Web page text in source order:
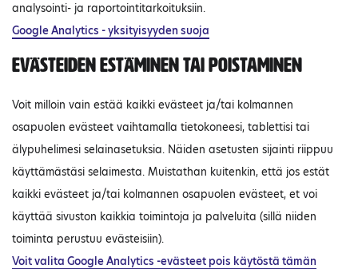
analysointi- ja raportointitarkoituksiin.
Google Analytics - yksityisyyden suoja
Evästeiden estäminen tai poistaminen
Voit milloin vain estää kaikki evästeet ja/tai kolmannen
osapuolen evästeet vaihtamalla tietokoneesi, tablettisi tai
älypuhelimesi selainasetuksia. Näiden asetusten sijainti riippuu
käyttämästäsi selaimesta. Muistathan kuitenkin, että jos estät
kaikki evästeet ja/tai kolmannen osapuolen evästeet, et voi
käyttää sivuston kaikkia toimintoja ja palveluita (sillä niiden
toiminta perustuu evästeisiin).
Voit valita Google Analytics -evästeet pois käytöstä tämän